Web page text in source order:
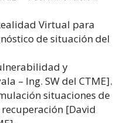
Virtual para
de situación del
y
– Ing. SW del CTME].
situaciones de
[David